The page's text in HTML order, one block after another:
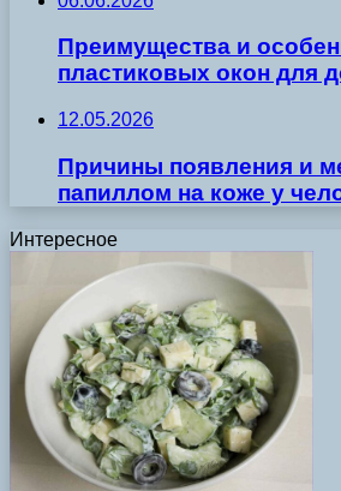
Преимущества и
пластиковых окон для
12.05.2026
Причины появления и
папиллом на коже у
Интересное